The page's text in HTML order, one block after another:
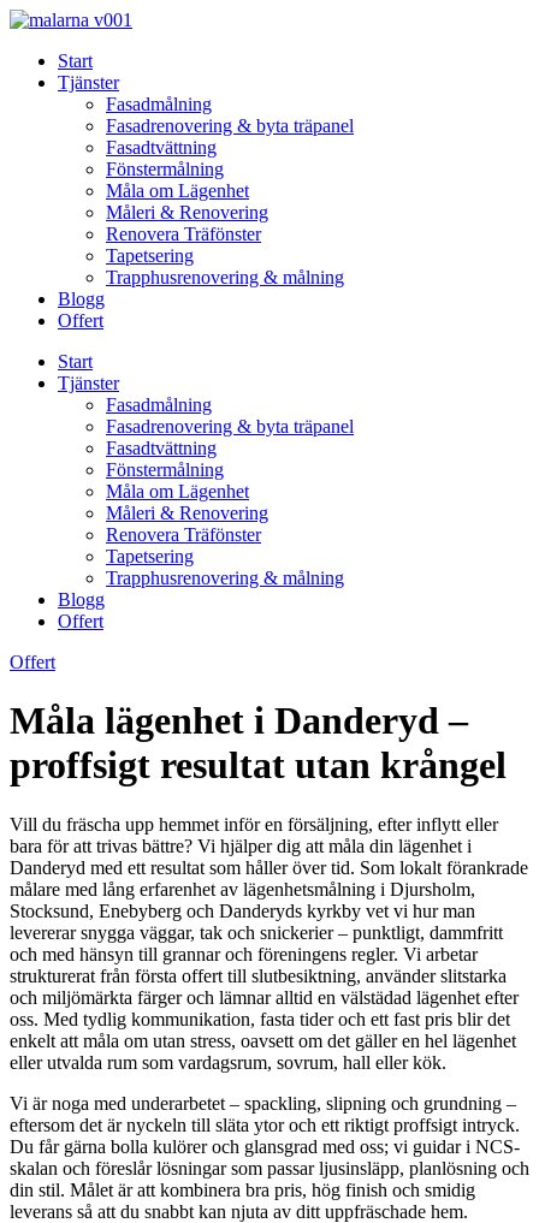
Skip
contentStart
Tjänster
Fasadmålning
Fasadrenovering & byta träpanel
Fasadtvättning
Fönstermålning
Måla om Lägenhet
Måleri & Renovering
Renovera Träfönster
Tapetsering
Trapphusrenovering & målning
Blogg
Offert
Start
Tjänster
Fasadmålning
Fasadrenovering & byta träpanel
Fasadtvättning
Fönstermålning
Måla om Lägenhet
Måleri & Renovering
Renovera Träfönster
Tapetsering
Trapphusrenovering & målning
Blogg
Offert
Offert
Måla lägenhet i Danderyd –
proffsigt resultat utan krångel
Vill du fräscha upp hemmet inför en försäljning, efter inflytt eller
bara för att trivas bättre? Vi hjälper dig att måla din lägenhet i
Danderyd med ett resultat som håller över tid. Som lokalt förankrade
målare med lång erfarenhet av lägenhetsmålning i Djursholm,
Stocksund, Enebyberg och Danderyds kyrkby vet vi hur man
levererar snygga väggar, tak och snickerier – punktligt, dammfritt
och med hänsyn till grannar och föreningens regler. Vi arbetar
strukturerat från första offert till slutbesiktning, använder slitstarka
och miljömärkta färger och lämnar alltid en välstädad lägenhet efter
oss. Med tydlig kommunikation, fasta tider och ett fast pris blir det
enkelt att måla om utan stress, oavsett om det gäller en hel lägenhet
eller utvalda rum som vardagsrum, sovrum, hall eller kök.
Vi är noga med underarbetet – spackling, slipning och grundning –
eftersom det är nyckeln till släta ytor och ett riktigt proffsigt intryck.
Du får gärna bolla kulörer och glansgrad med oss; vi guidar i NCS-
skalan och föreslår lösningar som passar ljusinsläpp, planlösning och
din stil. Målet är att kombinera bra pris, hög finish och smidig
leverans så att du snabbt kan njuta av ditt uppfräschade hem.